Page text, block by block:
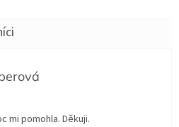
je 5 z 5 hvězdiček.
mi pomohla. Děkuji.